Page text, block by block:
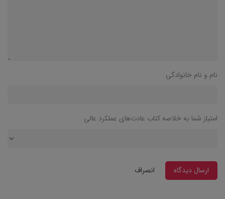
نام و نام خانوادگی
امتیاز شما به خلاصه کتاب عادت‌های عملکرد عالی
ارسال دیدگاه انصراف